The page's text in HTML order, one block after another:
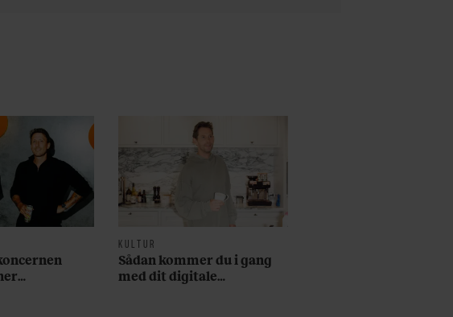
KULTUR
Sådan kommer du i gang
med dit digitale